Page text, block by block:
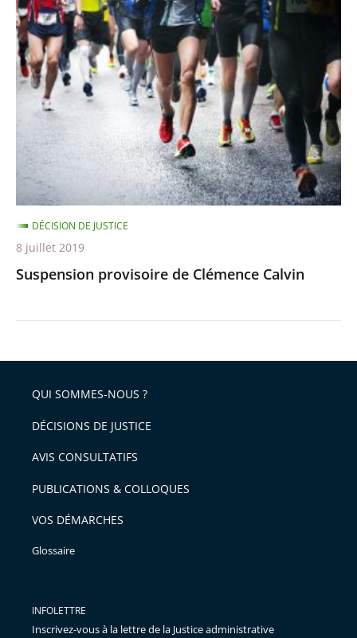
provisoire
de
Clémence
Calvin
Suspension provisoire de Clémence Calvin
DÉCISION DE JUSTICE
8 juillet 2019
QUI SOMMES-NOUS ?
DÉCISIONS DE JUSTICE
AVIS CONSULTATIFS
PUBLICATIONS & COLLOQUES
VOS DÉMARCHES
Glossaire
INFOLETTRE
Inscrivez-vous à la lettre de la Justice administrative